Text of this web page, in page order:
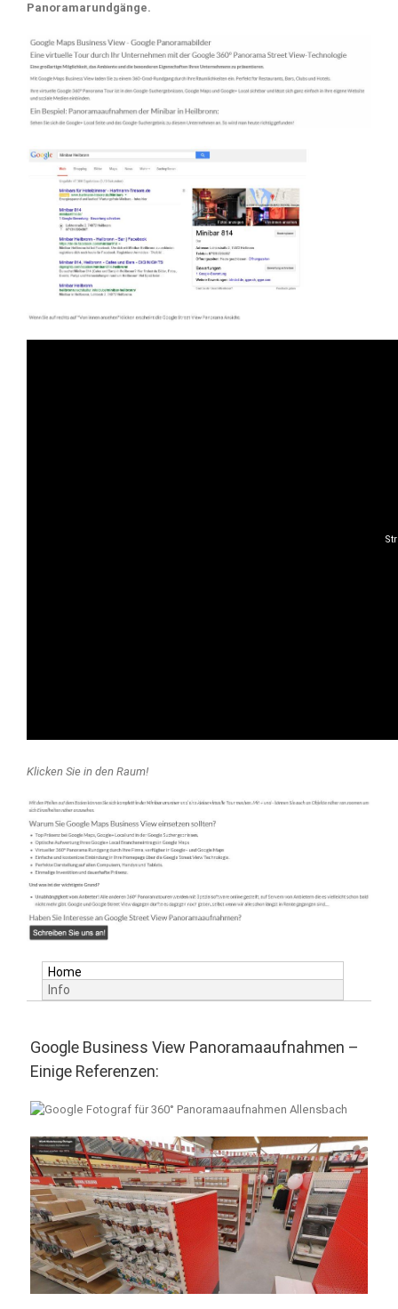
Panoramarundgänge.
Klicken Sie in den Raum!
Home
Info
Google Business View Panoramaaufnahmen –
Einige Referenzen: